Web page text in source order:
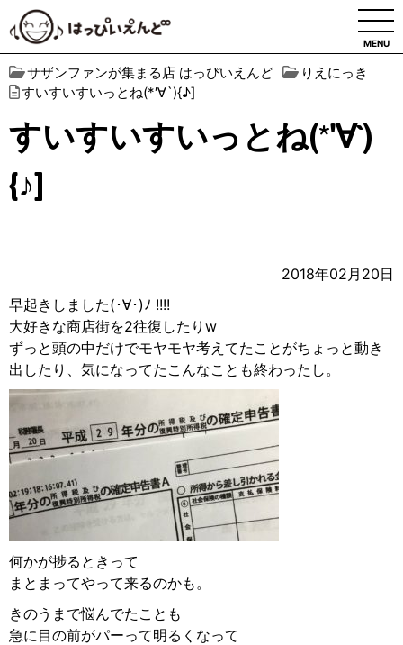
MENU
サザンファンが集まる店 はっぴいえんど
りえにっき
すいすいすいっとね(*′∀︎`){♪︎]
すいすいすいっとね(*′∀︎`)
{♪︎]
2018年02月20日
早起きしました(･∀︎･)ﾉ !!!!
大好きな商店街を2往復したりw
ずっと頭の中だけでモヤモヤ考えてたことがちょっと動き
出したり、気になってたこんなことも終わったし。
何かが捗るときって
まとまってやって来るのかも。
きのうまで悩んでたことも
急に目の前がパーって明るくなって